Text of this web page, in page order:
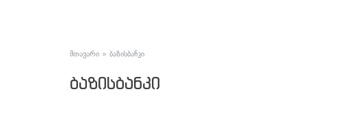
მთავარი » ბაზისბანკი
ბაზისბანკი